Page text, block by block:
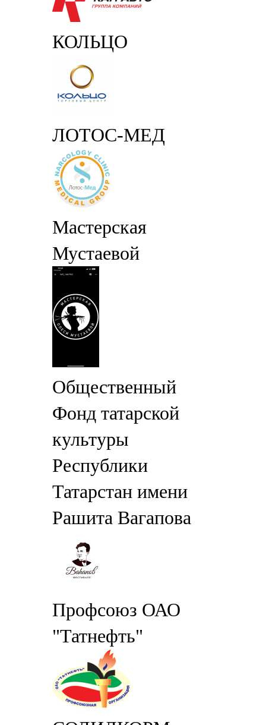
КОЛЬЦО
ЛОТОС-МЕД
Мастерская
Мустаевой
Общественный
Фонд татарской
культуры
Республики
Татарстан имени
Рашита Вагапова
Профсоюз ОАО
"Татнефть"